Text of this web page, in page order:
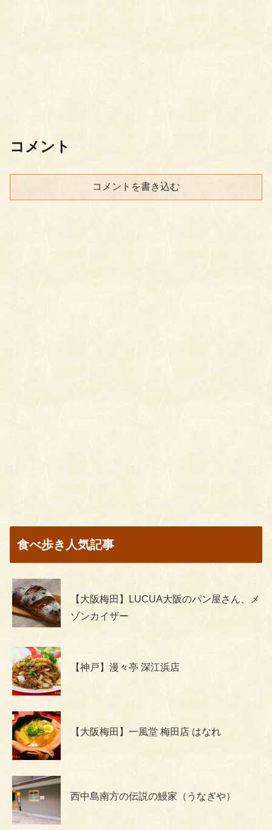
コメント
コメントを書き込む
食べ歩き人気記事
【大阪梅田】LUCUA大阪のパン屋さん、メ
ゾンカイザー
【神戸】漫々亭 深江浜店
【大阪梅田】一風堂 梅田店 はなれ
西中島南方の伝説の鰻家（うなぎや）